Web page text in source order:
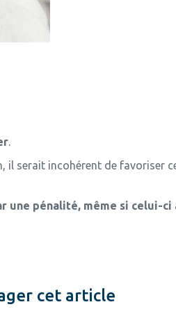
.
serait incohérent de favoriser
une pénalité, même si celui-ci
cet article